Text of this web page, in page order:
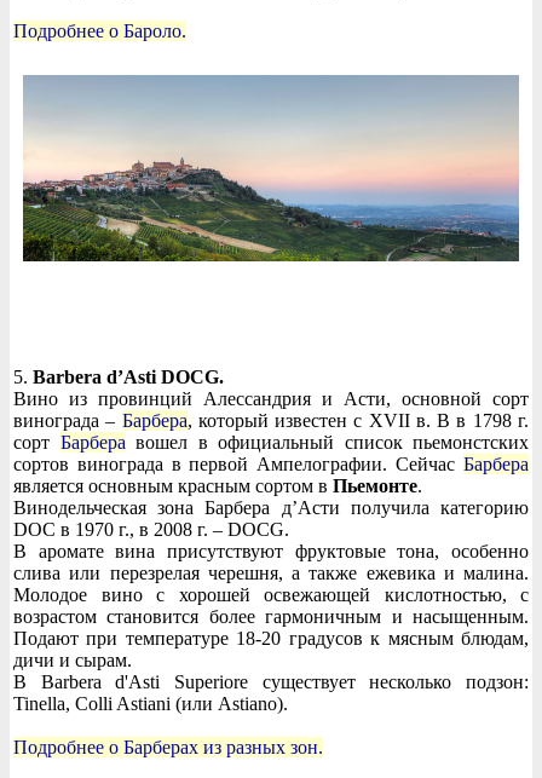
Подробнее о Бароло.
5. Barbera d’Asti DOCG.
Вино из провинций Алессандрия и Асти, основной сорт
винограда – Барбера, который известен с XVII в. В в 1798 г.
сорт Барбера вошел в официальный список пьемонстских
сортов винограда в первой Ампелографии. Сейчас Барбера
является основным красным сортом в Пьемонте.
Винодельческая зона Барбера д’Асти получила категорию
DOC в 1970 г., в 2008 г. – DOCG.
В аромате вина присутствуют фруктовые тона, особенно
слива или перезрелая черешня, а также ежевика и малина.
Молодое вино с хорошей освежающей кислотностью, с
возрастом становится более гармоничным и насыщенным.
Подают при температуре 18-20 градусов к мясным блюдам,
дичи и сырам.
В Barbera d'Asti Superiore существует несколько подзон:
Tinella, Colli Astiani (или Astiano).
Подробнее о Барберах из разных зон.